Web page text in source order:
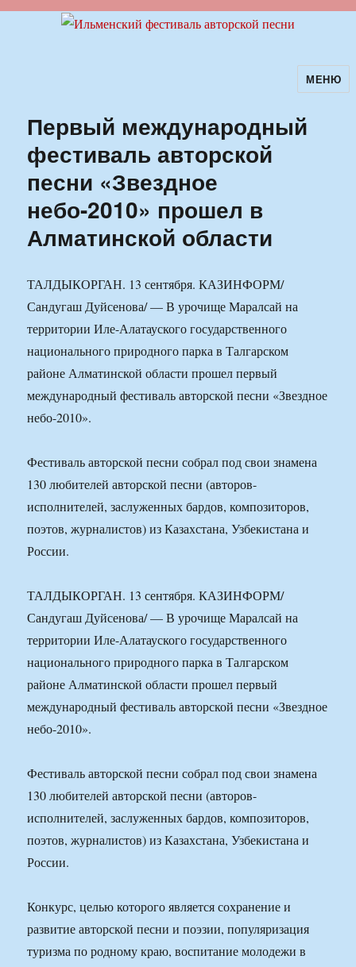
Ильменский фестиваль авторскойМЕНЮ
Первый международный
фестиваль авторской
песни «Звездное
небо-2010» прошел в
Алматинской области
ТАЛДЫКОРГАН. 13 сентября. КАЗИНФОРМ/
Сандугаш Дуйсенова/ — В урочище Маралсай на
территории Иле-Алатауского государственного
национального природного парка в Талгарском
районе Алматинской области прошел первый
международный фестиваль авторской песни «Звездное
небо-2010».
Фестиваль авторской песни собрал под свои знамена
130 любителей авторской песни (авторов-
исполнителей, заслуженных бардов, композиторов,
поэтов, журналистов) из Казахстана, Узбекистана и
России.
ТАЛДЫКОРГАН. 13 сентября. КАЗИНФОРМ/
Сандугаш Дуйсенова/ — В урочище Маралсай на
территории Иле-Алатауского государственного
национального природного парка в Талгарском
районе Алматинской области прошел первый
международный фестиваль авторской песни «Звездное
небо-2010».
Фестиваль авторской песни собрал под свои знамена
130 любителей авторской песни (авторов-
исполнителей, заслуженных бардов, композиторов,
поэтов, журналистов) из Казахстана, Узбекистана и
России.
Конкурс, целью которого является сохранение и
развитие авторской песни и поэзии, популяризация
туризма по родному краю, воспитание молодежи в